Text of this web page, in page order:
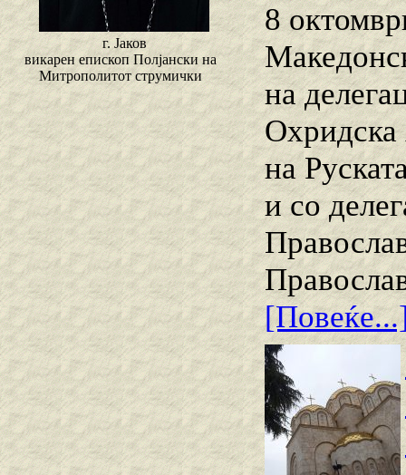
г. Јаков
викарен епископ Полјански на
Митрополитот струмички
8
на
Охридска
на
и со